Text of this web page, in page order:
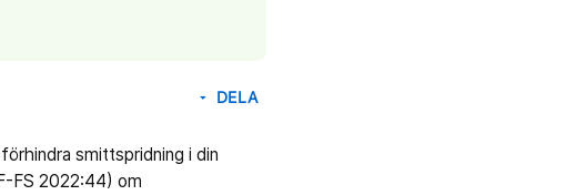
arrow_drop_down DELA
smittspridning i din
FS 2022:44) om